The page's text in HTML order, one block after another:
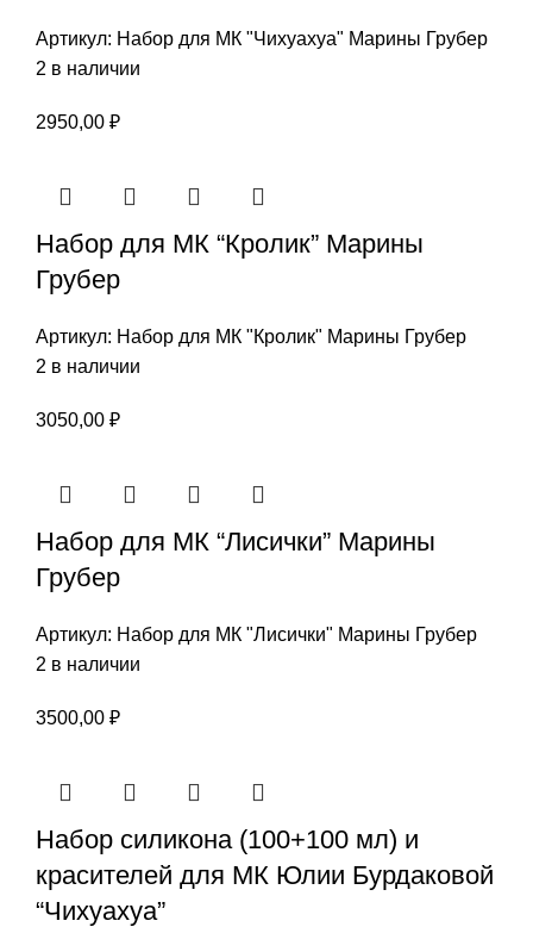
Артикул: Набор для МК "Чихуахуа" Марины Грубер
2 в наличии
2950,00 ₽
Набор для МК “Кролик” Марины
Грубер
Артикул: Набор для МК "Кролик" Марины Грубер
2 в наличии
3050,00 ₽
Набор для МК “Лисички” Марины
Грубер
Артикул: Набор для МК "Лисички" Марины Грубер
2 в наличии
3500,00 ₽
Набор силикона (100+100 мл) и
красителей для МК Юлии Бурдаковой
“Чихуахуа”